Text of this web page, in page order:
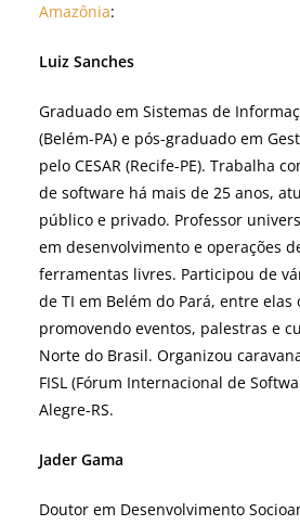
Amazônia:
Luiz Sanches
Graduado em Sistemas de
(Belém-PA) e pós-graduado em
pelo CESAR (Recife-PE). Trabalha
de software há mais de 25 anos,
público e privado. Professor
em desenvolvimento e operações
ferramentas livres. Participou de
de TI em Belém do Pará, entre elas
promovendo eventos, palestras e
Norte do Brasil. Organizou
FISL (Fórum Internacional de
Alegre-RS.
Jader Gama
Doutor em Desenvolvimento